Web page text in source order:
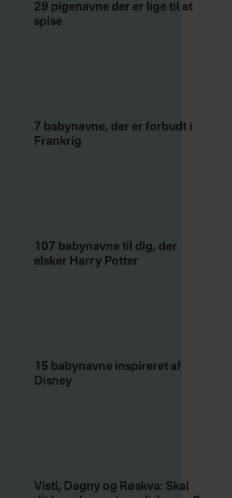
29 pigenavne der er lige til at
spise
7 babynavne, der er forbudt i
Frankrig
107 babynavne til dig, der
elsker Harry Potter
15 babynavne inspireret af
Disney
Visti, Dagny og Røskva: Skal